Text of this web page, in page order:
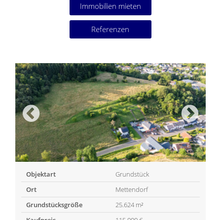
Immobilien mieten
Referenzen
Objektart
Grundstück
Ort
Mettendorf
Grundstücksgröße
25.624 m²